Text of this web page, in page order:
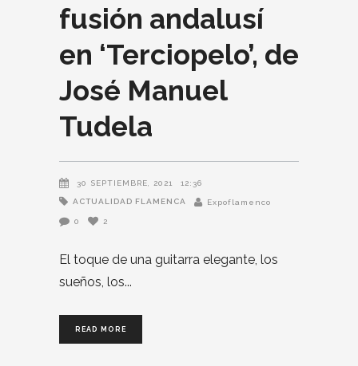
fusión andalusí
en ‘Terciopelo’, de
José Manuel
Tudela
30 SEPTIEMBRE, 2021 12:36
ACTUALIDAD FLAMENCA Expoflamenco
0 2
El toque de una guitarra elegante, los
sueños, los
READ MORE